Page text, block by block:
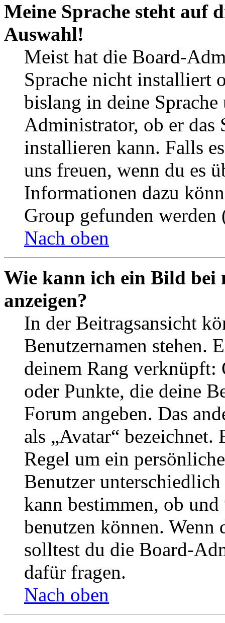
Meine Sprache steht auf
Auswahl!
Meist hat die Board-
Sprache nicht installiert
bislang in deine
Administrator, ob er das
installieren kann. Falls
uns freuen, wenn du es
Informationen dazu
Group gefunden
Nach oben
Wie kann ich ein Bild bei
anzeigen?
In der Beitragsansicht
Benutzernamen stehen.
deinem Rang verknüpft:
oder Punkte, die deine
Forum angeben. Das
als „Avatar“
Regel um ein
Benutzer
kann bestimmen, ob
benutzen können. Wenn
solltest du die Board-
dafür fragen.
Nach oben